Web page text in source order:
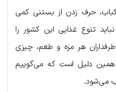
کباب، حرف زدن از بستنی کمی
تنوع غذایی این کشور را
هر مزه و طعم، چیزی
همین دلیل است که می‌گوییم
می‌شود.